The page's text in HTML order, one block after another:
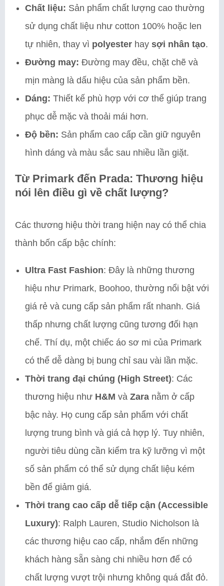
Chất liệu: Sản phẩm chất lượng cao thường
sử dụng chất liệu như cotton 100% hoặc len
tự nhiên, thay vì polyester hay sợi nhân tạo.
Đường may: Đường may đều, chặt chẽ và
mịn màng là dấu hiệu của sản phẩm bền.
Dáng: Thiết kế phù hợp với cơ thể giúp trang
phục dễ mặc và thoải mái hơn.
Độ bền: Sản phẩm cao cấp cần giữ nguyên
hình dáng và màu sắc sau nhiều lần giặt.
Từ Primark đến Prada: Thương hiệu
nói lên điều gì về chất lượng?
Các thương hiệu thời trang hiện nay có thể chia
thành bốn cấp bậc chính:
Ultra Fast Fashion: Đây là những thương
hiệu như Primark, Boohoo, thường nổi bật với
giá rẻ và cung cấp sản phẩm rất nhanh. Giá
thấp nhưng chất lượng cũng tương đối hạn
chế. Thí dụ, một chiếc áo sơ mi của Primark
có thể dễ dàng bị bung chỉ sau vài lần mặc.
Thời trang đại chúng (High Street): Các
thương hiệu như H&M và Zara nằm ở cấp
bậc này. Họ cung cấp sản phẩm với chất
lượng trung bình và giá cả hợp lý. Tuy nhiên,
người tiêu dùng cần kiểm tra kỹ lưỡng vì một
số sản phẩm có thể sử dụng chất liệu kém
bền để giảm giá.
Thời trang cao cấp dễ tiếp cận (Accessible
Luxury): Ralph Lauren, Studio Nicholson là
các thương hiệu cao cấp, nhắm đến những
khách hàng sẵn sàng chi nhiều hơn để có
chất lượng vượt trội nhưng không quá đắt đỏ.